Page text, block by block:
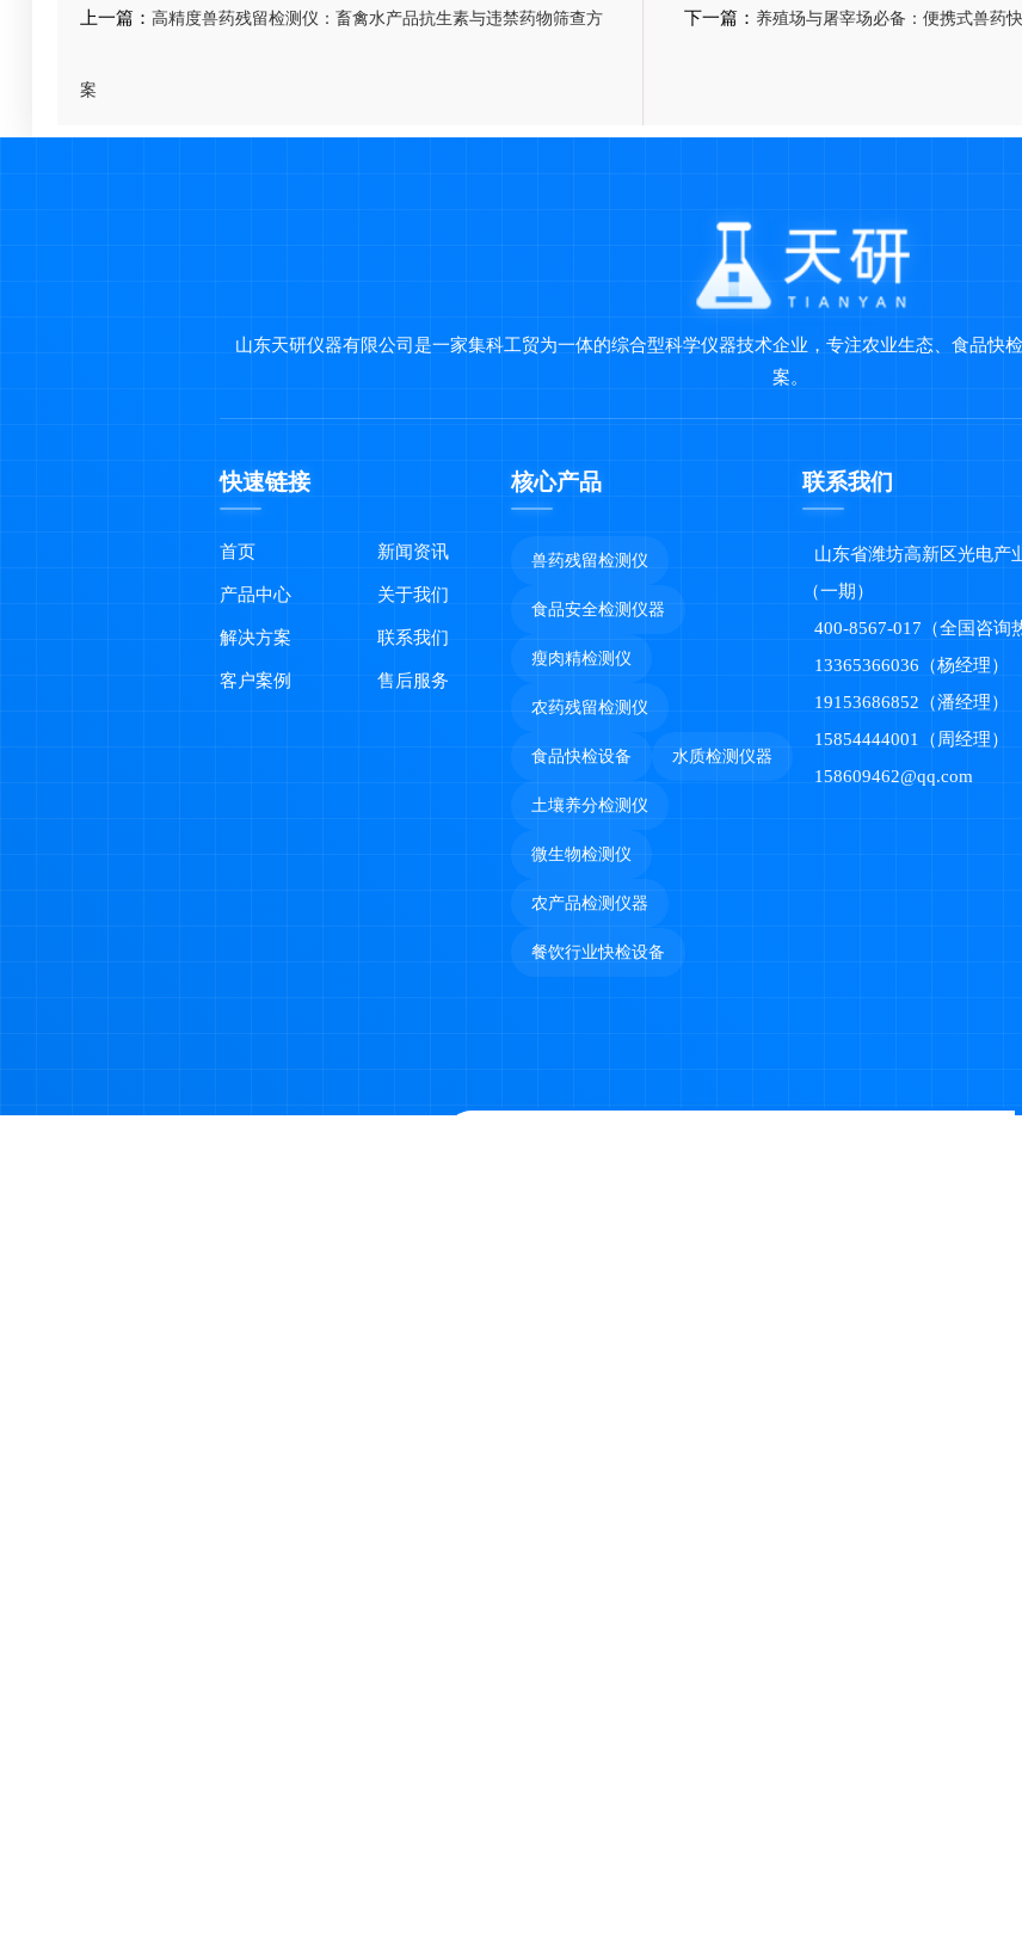
上一篇：高精度兽药残留检测仪：畜禽水产品抗生素与违禁药物筛查方
案
下一篇： 养殖场与屠宰场必备：便携式兽药
山东天研仪器有限公司是一家集科工贸为一体的综合型科学仪器技术企业，专注农业生态、食品快
案。
快速链接
首页
产品中心
解决方案
客户案例
新闻资讯
关于我们
联系我们
售后服务
核心产品
兽药残留检测仪
食品安全检测仪器
瘦肉精检测仪
农药残留检测仪
食品快检设备 水质检测仪器
土壤养分检测仪
微生物检测仪
农产品检测仪器
餐饮行业快检设备
联系我们
山东省潍坊高新区光电产
（一期）
400-8567-017（全国咨询
13365366036（杨经理）
19153686852（潘经理）
15854444001（周经理）
158609462@qq.com